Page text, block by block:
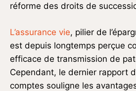
réforme des droits de
L’assurance vie, pilier de
est depuis longtemps perçue
efficace de transmission de
Cependant, le dernier rapport
comptes souligne les